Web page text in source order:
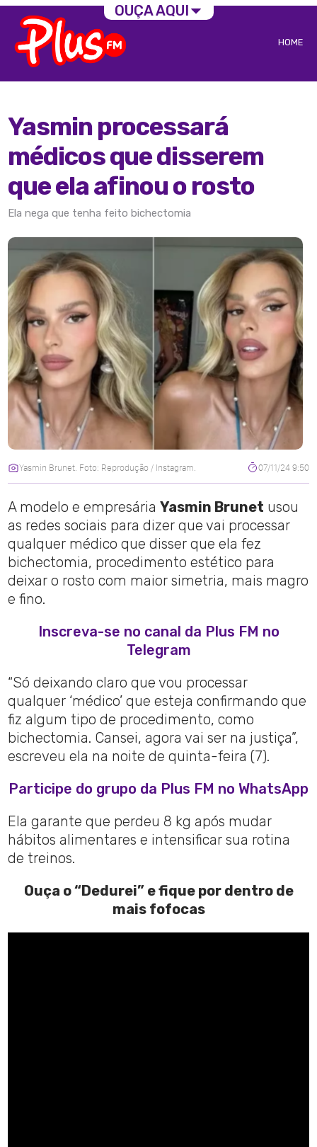
HOME
Yasmin processará
médicos que disserem
que ela afinou o rosto
Ela nega que tenha feito bichectomia
Yasmin Brunet. Foto: Reprodução / Instagram. 07/11/24 9:50
A modelo e empresáriaYasmin Brunet usou
as redes sociais para dizer que vai processar
qualquer médico que disser que ela fez
bichectomia, procedimento estético para
deixar o rosto com maior simetria, mais magro
e fino.
Inscreva-se no canal da Plus FM no
Telegram
“Só deixando claro que vou processar
qualquer ‘médico’ que esteja confirmando que
fiz algum tipo de procedimento, como
bichectomia. Cansei, agora vai ser na justiça”,
escreveu ela na noite de quinta-feira (7).
Participe do grupo da Plus FM no WhatsApp
Ela garante que perdeu 8 kg após mudar
hábitos alimentares e intensificar sua rotina
de treinos.
Ouça o “Dedurei” e fique por dentro de
mais fofocas
OUÇA AQUI